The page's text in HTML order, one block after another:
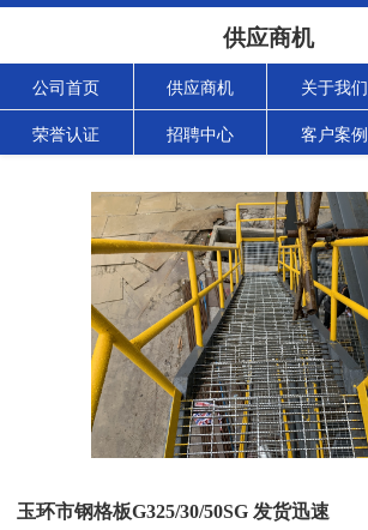
供应商机
公司首页 供应商机 关于我们
荣誉认证 招聘中心 客户案例
玉环市钢格板G325/30/50SG 发货迅速